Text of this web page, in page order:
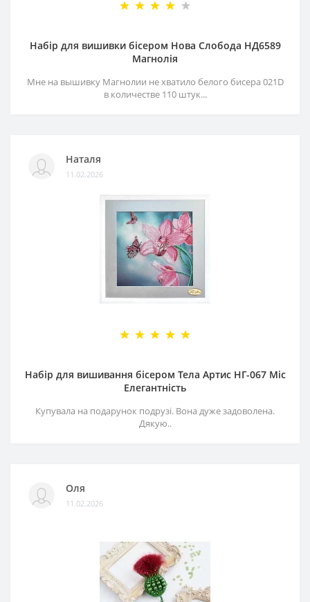
Набір для вишивки бісером Нова Слобода НД6589
Магнолія
Мне на вышивку Магнолии не хватило белого бисера 021D
в количестве 110 штук...
Наталя
11.02.2026
Набір для вишивання бісером Тела Артис НГ-067 Міс
Елегантність
Купувала на подарунок подрузі. Вона дуже задоволена.
Дякую..
Оля
11.02.2026